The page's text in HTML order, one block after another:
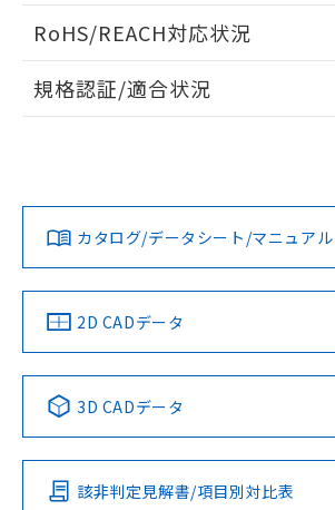
ドすることができます。
ログイン/会員登録
ダウンロードデータをご利用いただく前
みください。
ソフトウェアの使用条件
RoHS/REACH対応状況
EU RoHS 注意事項・凡例
対応済み
中国 RoHS 注意事項・凡例
Pb Hg Cd
O
規格認証/適合状況
カタログ/データシート/マニュアル
2D CADデータ
3D CADデータ
該非判定見解書/項目別対比表
ものではありません。
また、RoHS指令のフタル酸エ
物質の対応では、対応完了まで
荷製品に未対応品が混在すること
欄に対応日を記載しておりました